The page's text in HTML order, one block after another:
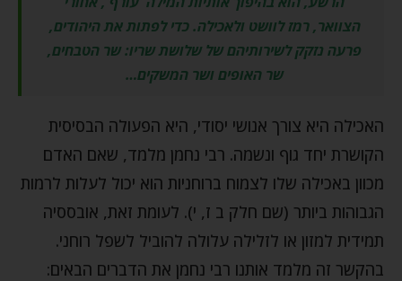
הצוואר, רמז לוושט ולאכילה. כדי לפתות את היהודים,
פרעה נזקק לשירותיהם של שלושת שריו: שר הטבחים,
שר האופים ושר המשקים…
האכילה היא צורך אנושי יסודי, היא הפעולה הבסיסית
הקושרת יחד גוף ונשמה. רבי נחמן מלמד, שאם האדם
מכוון באכילה שלו לצמוח ברוחניות הוא יכול לעלות לרמות
הגבוהות ביותר (שם חלק ב ז, י). לעומת זאת, אובססיה
תמידית למזון או לזלילה עלולה להוביל לשפל רוחני.
בהקשר זה מלמד אותנו רבי נחמן את הדברים הבאים: